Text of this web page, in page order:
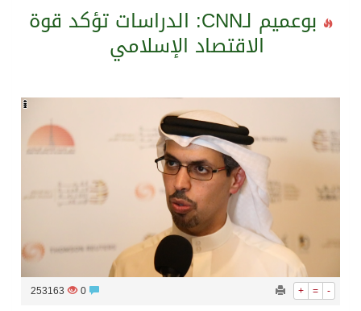
سمو ولي العهد يرأس جلسة مجلس الوزراء في جدة
وزارة الحج والعمرة تعلن بدء وصول ضيوف الرحمن إلى المملكة لأداء فريضة الحج
المحكمة العليا غدٍ الخميس هو المكمل لشهر رمضان
بوعميم لـCNN: الدراسات تؤكد قوة
الاقتصاد الإسلامي
+ = -
253163